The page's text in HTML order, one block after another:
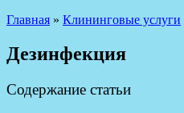
Главная » Клининговые услуги
Дезинфекция
Содержание статьи